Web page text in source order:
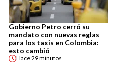
Gobierno Petro cerró su
mandato con nuevas reglas
para los taxis en Colombia:
esto cambió
Hace29 minutos